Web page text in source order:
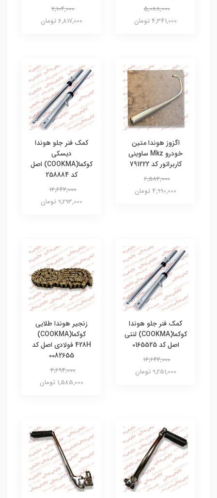
5,088,000
4,341,000 تومان
7,104,000
6,817,000 تومان
اگزوز هوندا متین
خودرو Mkz ساوینی
کاربراتور کد 791222
6,582,000
4,990,000 تومان
کمک فنر جلو هوندا
دیسکی
کوکما(COOKMA) اصل
کد 258884
12,642,000
9,293,000 تومان
کمک فنر جلو هوندا
کوکما(COOKMA) لنتی
اصل کد 0165525
12,642,000
9,251,000 تومان
زنجیر هوندا طلایی
کوکما(COOKMA)
428H فولادی اصل کد
0082655
2,694,000
1,585,000 تومان